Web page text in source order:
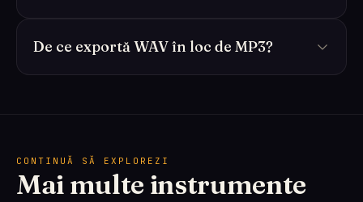
De ce exportă WAV în loc de MP3?
CONTINUĂ SĂ EXPLOREZI
Mai multe instrumente